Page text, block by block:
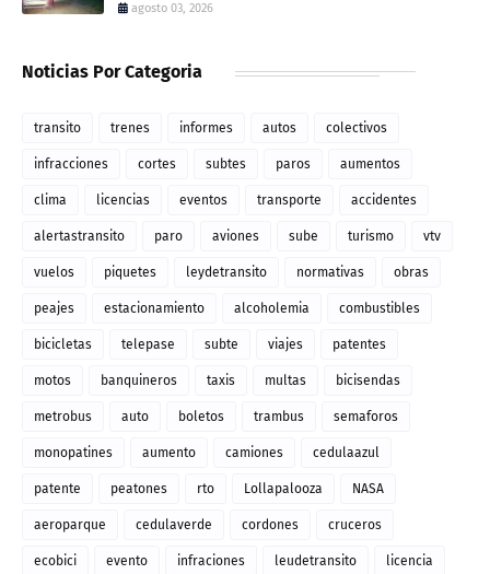
agosto 03, 2026
Noticias Por Categoria
transito trenes informes autos colectivos
infracciones cortes subtes paros aumentos
clima licencias eventos transporte accidentes
alertastransito paro aviones sube turismo vtv
vuelos piquetes leydetransito normativas obras
peajes estacionamiento alcoholemia combustibles
bicicletas telepase subte viajes patentes
motos banquineros taxis multas bicisendas
metrobus auto boletos trambus semaforos
monopatines aumento camiones cedulaazul
patente peatones rto Lollapalooza NASA
aeroparque cedulaverde cordones cruceros
ecobici evento infraciones leudetransito licencia